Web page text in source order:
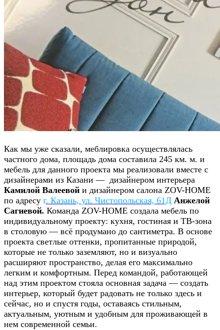
Как мы уже сказали, меблировка осуществлялась
частного дома, площадь дома составила 245 км. м. и
мебель для данного проекта мы реализовали вместе с
дизайнерами из Казани — дизайнером интерьера
Камилой Валеевой и дизайнером салона ZOV-HOME
по адресу г. Казань, ул. Чистопольская, 61Д Анжелой
Сагиевой. Команда ZOV-HOME создала мебель по
индивидуальному проекту: кухня, гостиная и ТВ-зона
в столовую — всё продумано до сантиметра. В основе
проекта светлые оттенки, пропитанные природой,
которые не только заземляют, но и визуально
расширяют пространство, делая его максимально
легким и комфортным. Перед командой, работающей
над этим проектом стояла основная задача — создать
интерьер, который будет радовать не только здесь и
сейчас, но и спустя годы, оставаясь стильным,
актуальным, уютным и удобным для проживающей в
нем современной семьи.